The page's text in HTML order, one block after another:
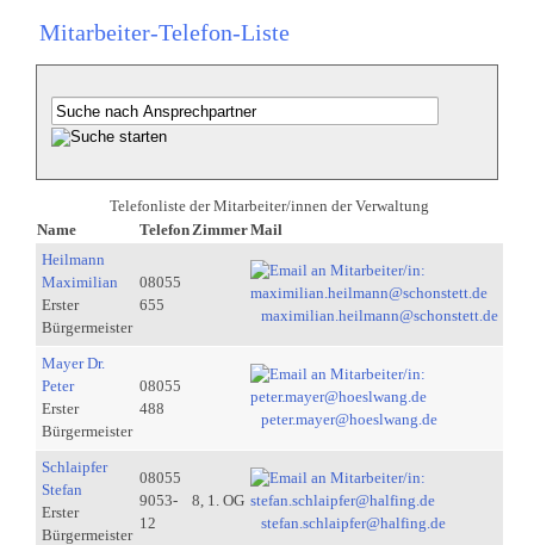
Mitarbeiter-Telefon-Liste
Telefonliste der Mitarbeiter/innen der Verwaltung
Name
Telefon ZimmerMail
Heilmann
Maximilian
Erster
Bürgermeister
08055
655
maximilian.heilmann@schonstett.de
Mayer Dr.
Peter
Erster
Bürgermeister
08055
488
peter.mayer@hoeslwang.de
Schlaipfer
Stefan
Erster
Bürgermeister
08055
9053-
12
8, 1. OG
stefan.schlaipfer@halfing.de